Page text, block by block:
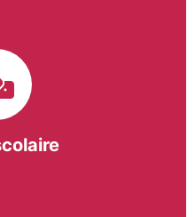
Temps d’Activités
Méridiennes, nous
et individualisée